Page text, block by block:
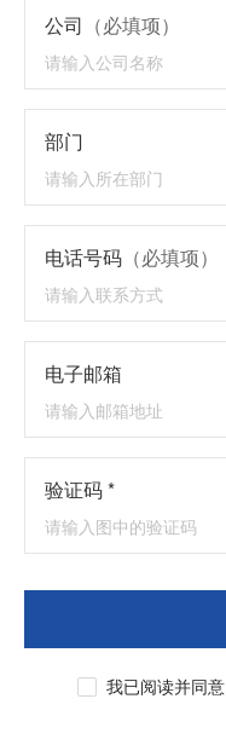
公司 （必填项）
部门
电话号码 （必填项）
电子邮箱
验证码 *
我已阅读并同意